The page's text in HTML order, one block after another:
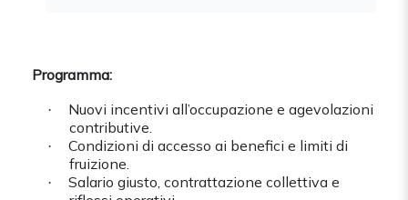
Programma:
·
Nuovi incentivi all’occupazione e agevolazioni
contributive.
·
Condizioni di accesso ai benefici e limiti di
fruizione.
·
Salario giusto, contrattazione collettiva e